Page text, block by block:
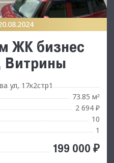
ЖК бизнес
Витрины
ул, 17к2стр1
73.85 м²
2 694 ₽
10
1
199 000 ₽